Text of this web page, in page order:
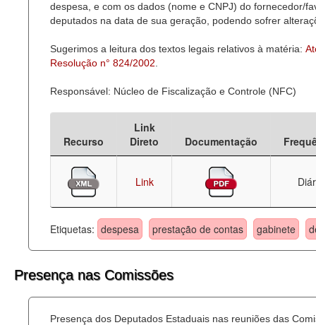
despesa, e com os dados (nome e CNPJ) do fornecedor/
deputados na data de sua geração, podendo sofrer
Sugerimos a leitura dos textos legais relativos à matéria:
Resolução n° 824/2002
Responsável: Núcleo de Fiscalização e Controle (NFC)
Recurso
Link
Direto
Documentação
Link
Etiquetas: despesa prestação de contas gabinete
Presença nas Comissões
Presença dos Deputados Estaduais nas reuniões das